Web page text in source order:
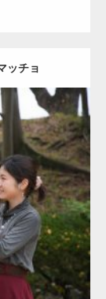
ッチョ
ョ) 上腕三頭筋